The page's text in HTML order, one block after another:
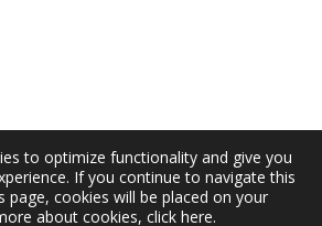
to optimize functionality and give you
If you continue to navigate this
page, cookies will be placed on your
about cookies, click here.